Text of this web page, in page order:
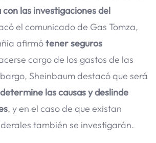
las investigaciones del
el comunicado de Gas Tomza,
afirmótener seguros
cargo de los gastos de las
Sheinbaum destacó que será
determine las causas y deslinde
, y en el caso de que existan
también se investigarán.